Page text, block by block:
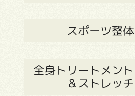
スポーツ整体
全身トリートメント
＆ストレッチ